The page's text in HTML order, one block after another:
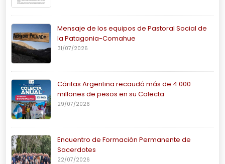
Mensaje de los equipos de Pastoral Social de
la Patagonia-Comahue
31/07/2026
Cáritas Argentina recaudó más de 4.000
millones de pesos en su Colecta
29/07/2026
Encuentro de Formación Permanente de
Sacerdotes
22/07/2026